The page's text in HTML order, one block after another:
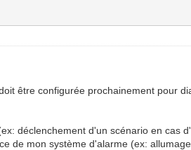
être configurée prochainement pour
déclenchement d'un scénario en cas
de mon système d'alarme (ex: